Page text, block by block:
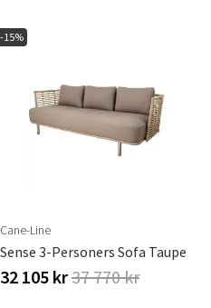
-15%
Cane-Line
Sense 3-Personers Sofa Taupe
32 105 kr37 770 kr